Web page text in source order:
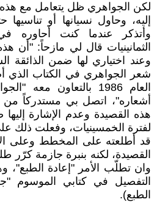
لكن الجواهري ظل يتعامل مع هذه
إليه، وحاول نسيانها أو
وأتذكر عندما كنت أحاوره
الثمانينيات قال لي مازحاً: "أن
وعند اختياري لها ضمن الذائقة
شعر الجواهري في الكتاب
العام 1986 بالتعاون
أشعاره"، اتصل بي مستدركاً
هذه القصيدة وعدم الإشارة
لفترة الخمسينيات، وفعلت ذلك
قد أطلعته على المخطط وعلى
القصيدة، لكنه بنبرة جازمة كرّر
وان تطلّب الأمر "إعادة الطبع"،
التفصيل في كتابي الموسوم
الطبع).